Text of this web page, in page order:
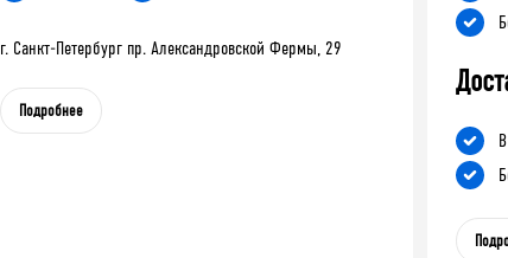
г. Санкт-Петербург пр. Александровской Фермы, 29
Подробнее